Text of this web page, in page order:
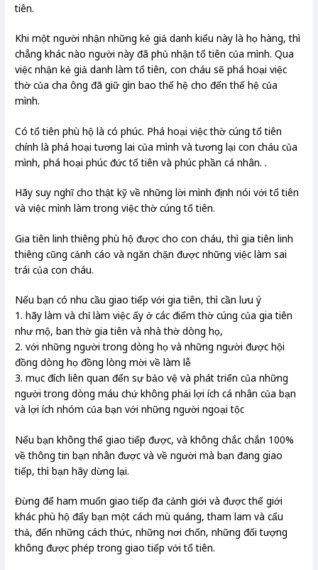
tiên.
Khi một người nhận những kẻ giả danh kiểu này là họ hàng, thì
chẳng khác nào người này đã phủ nhận tổ tiên của mình. Qua
việc nhận kẻ giả danh làm tổ tiên, con cháu sẽ phá hoại việc
thờ của cha ông đã giữ gìn bao thế hệ cho đến thế hệ của
mình.
Có tổ tiên phù hộ là có phúc. Phá hoại việc thờ cúng tổ tiên
chính là phá hoại tương lai của mình và tương lại con cháu của
mình, phá hoại phúc đức tổ tiên và phúc phần cá nhân. .
Hãy suy nghĩ cho thật kỹ về những lời mình định nói với tổ tiên
và việc mình làm trong việc thờ cúng tổ tiên.
Gia tiên linh thiêng phù hộ được cho con cháu, thì gia tiên linh
thiêng cũng cảnh cáo và ngăn chặn được những việc làm sai
trái của con cháu.
Nếu bạn có nhu cầu giao tiếp với gia tiên, thì cần lưu ý
1. hãy làm và chỉ làm việc ấy ở các điểm thờ cúng của gia tiên
như mộ, ban thờ gia tiên và nhà thờ dòng họ,
2. với những người trong dòng họ và những người được hội
đồng dòng họ đồng lòng mời về làm lễ
3. mục đích liên quan đến sự bảo vệ và phát triển của những
người trong dòng máu chứ không phải lợi ích cá nhân của bạn
và lợi ích nhóm của bạn với những người ngoại tộc
Nếu bạn không thể giao tiếp được, và không chắc chắn 100%
về thông tin bạn nhân được và về người mà bạn đang giao
tiếp, thì bạn hãy dừng lại.
Đừng để ham muốn giao tiếp đa cảnh giới và được thế giới
khác phù hộ đẩy bạn một cách mù quáng, tham lam và cẩu
thả, đến những cách thức, những nơi chốn, những đối tượng
không được phép trong giao tiếp với tổ tiên.